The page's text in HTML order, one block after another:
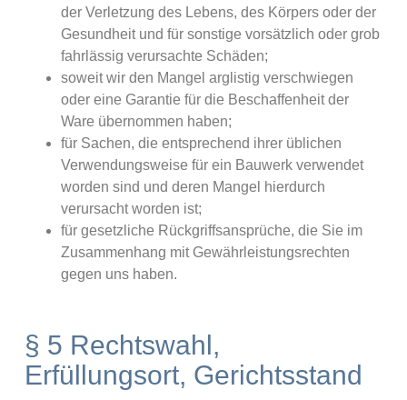
der Verletzung des Lebens, des Körpers oder der
Gesundheit und für sonstige vorsätzlich oder grob
fahrlässig verursachte Schäden;
soweit wir den Mangel arglistig verschwiegen
oder eine Garantie für die Beschaffenheit der
Ware übernommen haben;
für Sachen, die entsprechend ihrer üblichen
Verwendungsweise für ein Bauwerk verwendet
worden sind und deren Mangel hierdurch
verursacht worden ist;
für gesetzliche Rückgriffsansprüche, die Sie im
Zusammenhang mit Gewährleistungsrechten
gegen uns haben.
§ 5 Rechtswahl,
Erfüllungsort, Gerichtsstand